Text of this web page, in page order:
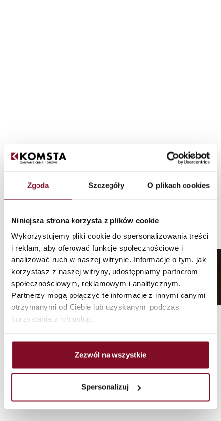
Zgoda Szczegóły O plikach cookies
Niniejsza strona korzysta z plików cookie
Wykorzystujemy pliki cookie do spersonalizowania treści
i reklam, aby oferować funkcje społecznościowe i
analizować ruch w naszej witrynie. Informacje o tym, jak
korzystasz z naszej witryny, udostępniamy partnerom
społecznościowym, reklamowym i analitycznym.
Partnerzy mogą połączyć te informacje z innymi danymi
otrzymanymi od Ciebie lub uzyskanymi podczas
korzystania z ich usług.
Zezwól na wszystkie
Spersonalizuj
Hoofdpagina accessoires Deurgrepen
Raamkrukken
Raamkrukken